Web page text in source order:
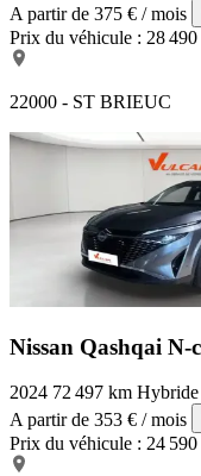
A partir de 375 € / mois
Prix du véhicule : 28
22000 - ST BRIEUC
Nissan Qashqai N-
2024 72 497 km Hybride
A partir de 353 € / mois
Prix du véhicule : 24 590